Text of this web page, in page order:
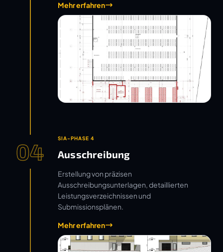
Mehr erfahren
04 SIA-PHASE 4
Ausschreibung
Erstellung von präzisen
Ausschreibungsunterlagen, detaillierten
Leistungsverzeichnissen und
Submissionsplänen.
Mehr erfahren